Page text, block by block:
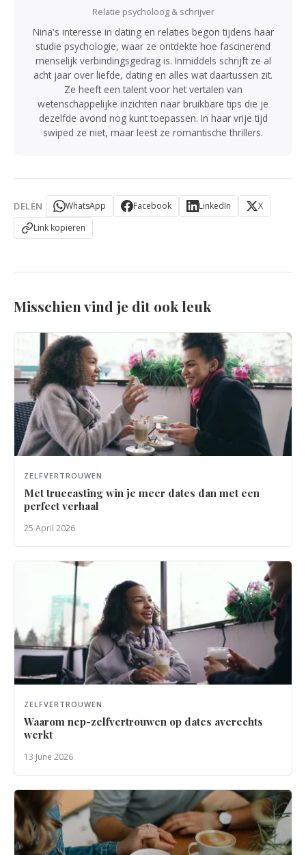
Relatie psycholoog & schrijver
Nina's interesse in dating en relaties begon tijdens haar
studie psychologie, waar ze ontdekte hoe fascinerend
menselijk verbindingsgedrag is. Inmiddels schrijft ze al
acht jaar over liefde, dating en alles wat daartussen zit.
Ze heeft een talent voor het vertalen van
wetenschappelijke inzichten naar bruikbare tips die je
dezelfde avond nog kunt toepassen. In haar vrije tijd
swiped ze niet, maar leest ze romantische thrillers.
DELEN WhatsApp Facebook LinkedIn
X
Link kopieren
Misschien vind je dit ook leuk
ZELFVERTROUWEN
Met truecasting win je meer dates dan met een
perfect verhaal
25 April 2026
ZELFVERTROUWEN
Waarom nep-zelfvertrouwen op dates averechts
werkt
13 June 2026